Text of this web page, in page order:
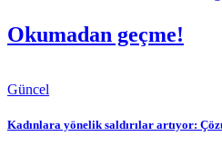
Okumadan geçme!
Güncel
Kadınlara yönelik saldırılar artıyor: